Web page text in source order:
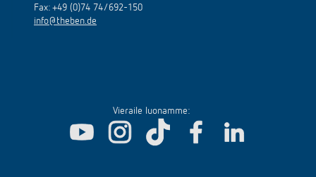
Fax: +49 (0)74 74/692-150
info@theben.de
Vieraile luonamme: